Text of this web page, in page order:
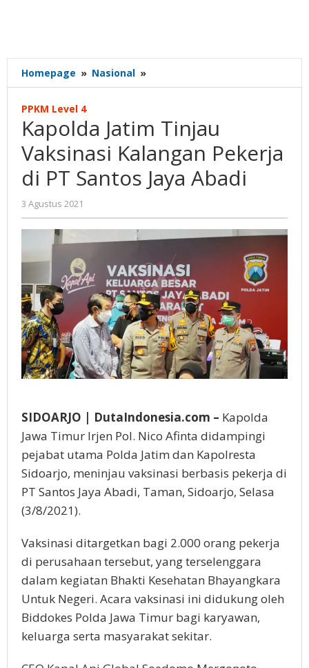
Homepage » Nasional »
Jatim
Kalangan
di
PT
Santos
Abadi
PPKM Level 4
Kapolda Jatim Tinjau
Vaksinasi Kalangan Pekerja
di PT Santos Jaya Abadi
3 Agustus 2021
Gatot
Susanto
SIDOARJO | DutaIndonesia.com – Kapolda
Jawa Timur Irjen Pol. Nico Afinta didampingi
pejabat utama Polda Jatim dan Kapolresta
Sidoarjo, meninjau vaksinasi berbasis pekerja di
PT Santos Jaya Abadi, Taman, Sidoarjo, Selasa
(3/8/2021).
Vaksinasi ditargetkan bagi 2.000 orang pekerja
di perusahaan tersebut, yang terselenggara
dalam kegiatan Bhakti Kesehatan Bhayangkara
Untuk Negeri. Acara vaksinasi ini didukung oleh
Biddokes Polda Jawa Timur bagi karyawan,
keluarga serta masyarakat sekitar.